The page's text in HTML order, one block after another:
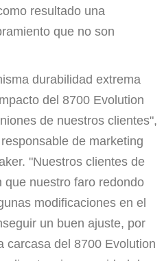
resultado una
que no son
durabilidad extrema
del 8700 Evolution
de nuestros clientes",
de marketing
"Nuestros clientes de
nuestro faro redondo
modificaciones en el
un buen ajuste, por
carcasa del 8700 Evolution